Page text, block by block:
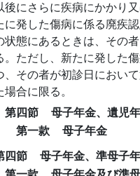
後にさらに疾病にかかり
に発した傷病に係る廃疾
状態にあるときは、その
。ただし、新たに発した
、その者が初診日におい
場合に限る。
第四節
母子年金、遺児
第一款
母子年金
四節
母子年金、準母子